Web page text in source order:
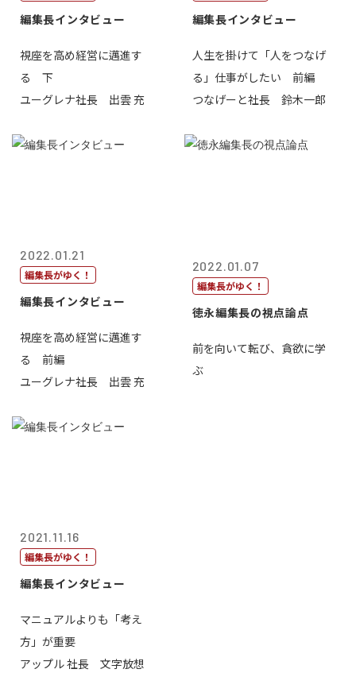
編集長インタビュー
視座を高め経営に邁進す
る 下
ユーグレナ社長 出雲 充
編集長インタビュー
人生を掛けて「人をつなげ
る」仕事がしたい 前編
つなげーと社長 鈴木一郎
2022.01.21
編集長がゆく！
編集長インタビュー
視座を高め経営に邁進す
る 前編
ユーグレナ社長 出雲 充
2022.01.07
編集長がゆく！
徳永編集長の視点論点
前を向いて転び、貪欲に学
ぶ
2021.11.16
編集長がゆく！
編集長インタビュー
マニュアルよりも「考え
方」が重要
アップル 社長 文字放想